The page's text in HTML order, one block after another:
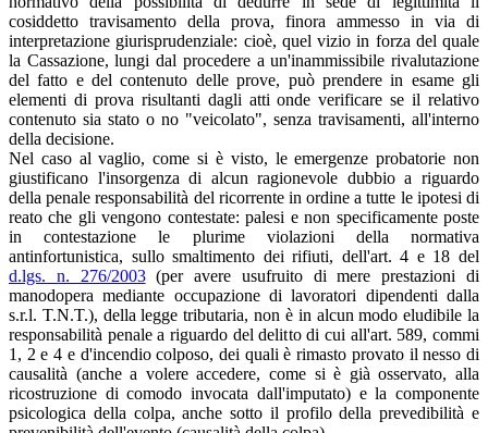
cosiddetto travisamento della prova, finora ammesso in via di
interpretazione giurisprudenziale: cioè, quel vizio in forza del quale
la Cassazione, lungi dal procedere a un'inammissibile rivalutazione
del fatto e del contenuto delle prove, può prendere in esame gli
elementi di prova risultanti dagli atti onde verificare se il relativo
contenuto sia stato o no "veicolato", senza travisamenti, all'interno
della decisione.
Nel caso al vaglio, come si è visto, le emergenze probatorie non
giustificano l'insorgenza di alcun ragionevole dubbio a riguardo
della penale responsabilità del ricorrente in ordine a tutte le ipotesi di
reato che gli vengono contestate: palesi e non specificamente poste
in contestazione le plurime violazioni della normativa
antinfortunistica, sullo smaltimento dei rifiuti, dell'art. 4 e 18 del
d.lgs. n. 276/2003(per avere usufruito di mere prestazioni di
manodopera mediante occupazione di lavoratori dipendenti dalla
s.r.l. T.N.T.), della legge tributaria, non è in alcun modo eludibile la
responsabilità penale a riguardo del delitto di cui all'art. 589, commi
1, 2 e 4 e d'incendio colposo, dei quali è rimasto provato il nesso di
causalità (anche a volere accedere, come si è già osservato, alla
ricostruzione di comodo invocata dall'imputato) e la componente
psicologica della colpa, anche sotto il profilo della prevedibilità e